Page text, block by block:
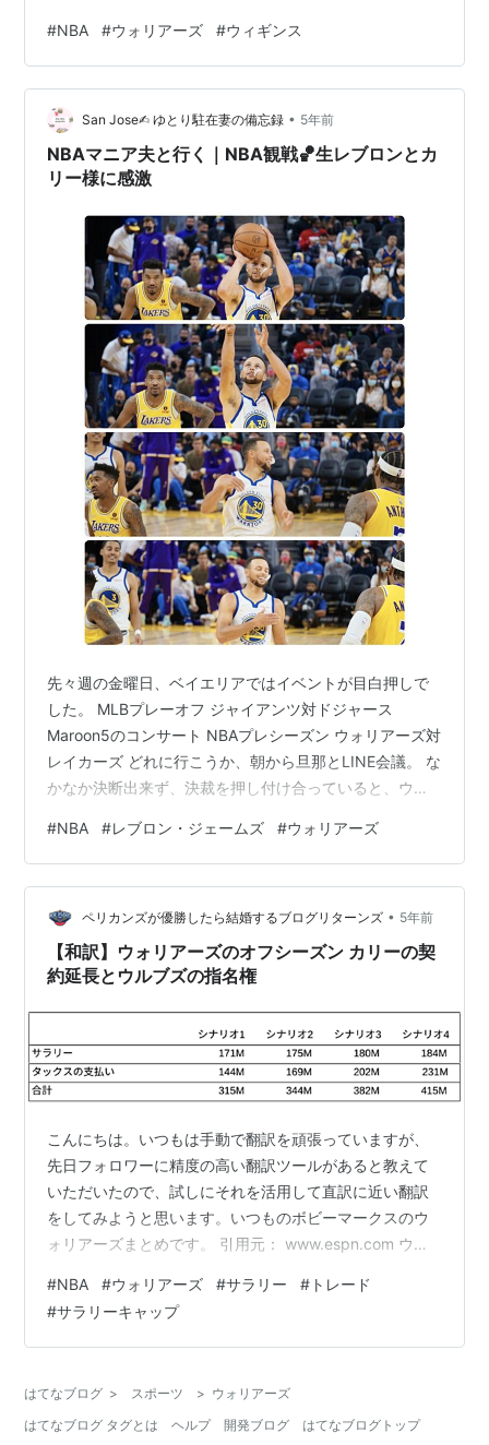
ーで期待されたワイズマンはまだまだ未熟で、個として
もチーム連携の面でも使える力量に至ってなかった。パ
スカルも前年ほどの働きは出来ず、プールも不調で1月は
Gリーグで修行に戻った。 そのような混乱状態でやはり
サラリーが重いウィギンスがもっと活躍しないと、とい
う気持ちがどうしても出てしまう …
#NBA #ウォリアーズ #ウィギンス
San Jose✍︎ ゆとり駐在妻の備忘録 • 5年前
NBAマニア夫と行く｜NBA観戦🏀生レブロンとカ
リー様に感激
先々週の金曜日、ベイエリアではイベントが目白押しで
した。 MLBプレーオフ ジャイアンツ対ドジャース
Maroon5のコンサート NBAプレシーズン ウォリアーズ対
レイカーズ どれに行こうか、朝から旦那とLINE会議。 な
かなか決断出来ず、決裁を押し付け合っていると、ウォ
と分かり、瞬でNBA観戦に決まりました。 NBA大ファン
の旦那に感化され、アメリカにいる間にレブロンのプレ
ーをいつか見たいと、前から私が話していたのです＾＾
レブロン・ジェームズとは 言わずと知れたNBAのトップ
プレーヤーであり「生ける伝説」なのですが、NBAに馴
染みのない方は…
#NBA #レブロン・ジェームズ #ウォリアーズ
ペリカンズが優勝したら結婚するブログリターンズ • 5年前
【和訳】ウォリアーズのオフシーズン カリーの契
約延長とウルブズの指名権
こんにちは。いつもは手動で翻訳を頑張っていますが、
先日フォロワーに精度の高い翻訳ツールがあると教えて
いただいたので、試しにそれを活用して直訳に近い翻訳
をしてみようと思います。いつものボビーマークスのウ
ォリアーズまとめです。 引用元： www.espn.com ウォ
は失望するようなことではない。 むしろ、来シーズンは
より良くなるだろう。 カリーはMVP級の活躍をして2度
目の得点王を獲得し、グリーンはDPOYの最終候補までに
ば2021-22シーズンは、ウエスタンカンファレンスのフ
ァーストラウンド…
#NBA #ウォリアーズ #サラリー # トレード
#サラリーキャップ
はてなブログ > スポーツ > ウォリアーズ
はてなブログ タグとは
ヘルプ 開発ブログ はてなブログトップ